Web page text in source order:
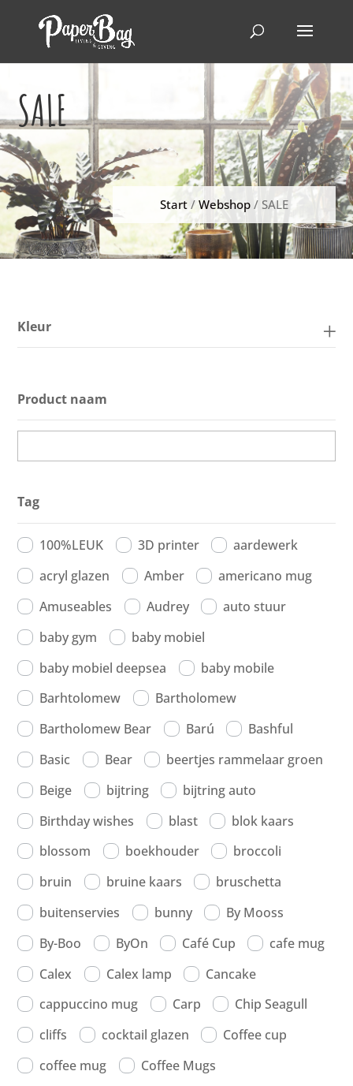
SALE
Start/ Webshop/ SALE
Kleur
Product naam
Tag
100%LEUK 3D printer
aardewerk
acryl glazen
Amber
americano mug
Amuseables
Audrey
auto stuur
baby gym
baby mobiel
baby mobiel deepsea
baby mobile
Barhtolomew
Bartholomew
Bartholomew Bear
Barú
Bashful
Basic
Bear
beertjes rammelaar groen
Beige
bijtring
bijtring auto
Birthday wishes
blast
blok kaars
blossom
boekhouder
broccoli
bruin
bruine kaars
bruschetta
buitenservies
bunny
By Mooss
By-Boo
ByOn Café Cup
cafe mug
Calex
Calex lamp
Cancake
cappuccino mug
Carp
Chip Seagull
cliffs
cocktail glazen
Coffee cup
coffee mug
Coffee Mugs